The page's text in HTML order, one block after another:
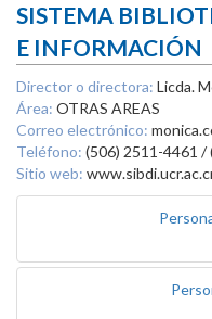
SISTEMA
E INFORMACIÓN
Director o directora: Licda.
Área: OTRAS AREAS
Correo electrónico:
Teléfono: (506) 2511-4461 /
Sitio web: